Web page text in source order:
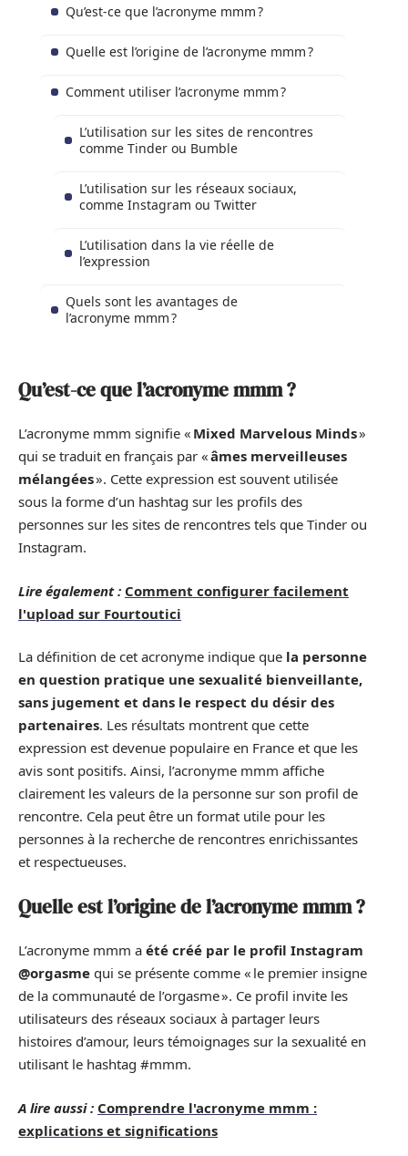
Qu’est-ce que l’acronyme mmm ?
Quelle est l’origine de l’acronyme mmm ?
Comment utiliser l’acronyme mmm ?
L’utilisation sur les sites de rencontres
comme Tinder ou Bumble
L’utilisation sur les réseaux sociaux,
comme Instagram ou Twitter
L’utilisation dans la vie réelle de
l’expression
Quels sont les avantages de
l’acronyme mmm ?
Qu’est-ce que l’acronyme mmm ?
L’acronyme mmm signifie « Mixed Marvelous Minds»
qui se traduit en français par «âmes merveilleuses
mélangées». Cette expression est souvent utilisée
sous la forme d’un hashtag sur les profils des
personnes sur les sites de rencontres tels que Tinder ou
Instagram.
Lire également : Comment configurer facilement
l'upload sur Fourtoutici
La définition de cet acronyme indique que la personne
en question pratique une sexualité bienveillante,
sans jugement et dans le respect du désir des
partenaires. Les résultats montrent que cette
expression est devenue populaire en France et que les
avis sont positifs. Ainsi, l’acronyme mmm affiche
clairement les valeurs de la personne sur son profil de
rencontre. Cela peut être un format utile pour les
personnes à la recherche de rencontres enrichissantes
et respectueuses.
Quelle est l’origine de l’acronyme mmm ?
L’acronyme mmm a été créé par le profil Instagram
@orgasme qui se présente comme « le premier insigne
de la communauté de l’orgasme ». Ce profil invite les
utilisateurs des réseaux sociaux à partager leurs
histoires d’amour, leurs témoignages sur la sexualité en
utilisant le hashtag #mmm.
A lire aussi : Comprendre l'acronyme mmm :
explications et significations